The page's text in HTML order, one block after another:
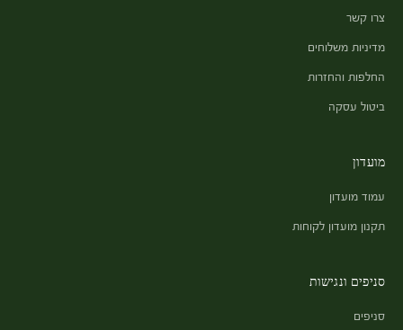
צרו קשר
מדיניות משלוחים
החלפות והחזרות
ביטול עסקה
מועדון
עמוד מועדון
תקנון מועדון לקוחות
סניפים ונגישות
סניפים